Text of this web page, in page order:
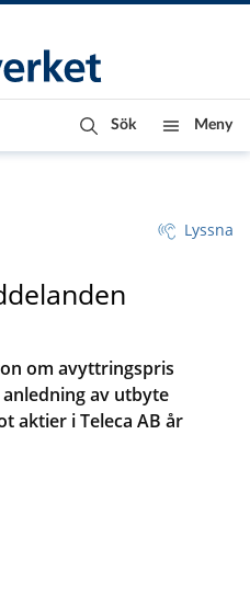
Sök Meny
Lyssna
om avyttringspris
av utbyte
aktier i Teleca AB år